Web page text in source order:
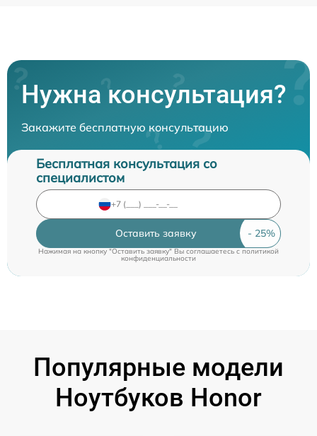
Нужна консультация?
Закажите бесплатную консультацию
Бесплатная консультация со
специалистом
Оставить заявку
Нажимая на кнопку "Оставить заявку" Вы соглашаетесь cполитикой
конфиденциальности
Популярные модели
Ноутбуков Honor